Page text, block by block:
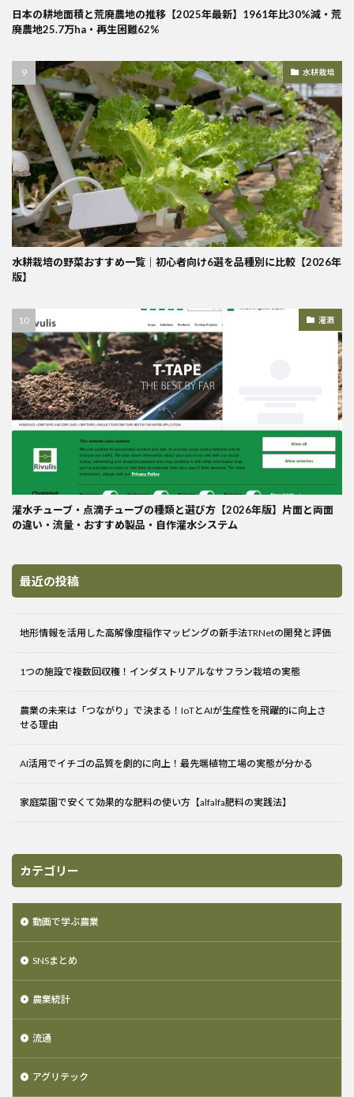
日本の耕地面積と荒廃農地の推移【2025年最新】1961年比30%減・荒
廃農地25.7万ha・再生困難62%
水耕栽培
水耕栽培の野菜おすすめ一覧｜初心者向け6選を品種別に比較【2026年
版】
灌漑
灌水チューブ・点滴チューブの種類と選び方【2026年版】片面と両面
の違い・流量・おすすめ製品・自作灌水システム
最近の投稿
地形情報を活用した高解像度稲作マッピングの新手法TRNetの開発と評価
1つの施設で複数回収穫！インダストリアルなサフラン栽培の実態
農業の未来は「つながり」で決まる！IoTとAIが生産性を飛躍的に向上さ
せる理由
AI活用でイチゴの品質を劇的に向上！最先端植物工場の実態が分かる
家庭菜園で安くて効果的な肥料の使い方【alfalfa肥料の実践法】
カテゴリー
動画で学ぶ農業
SNSまとめ
農業統計
流通
アグリテック